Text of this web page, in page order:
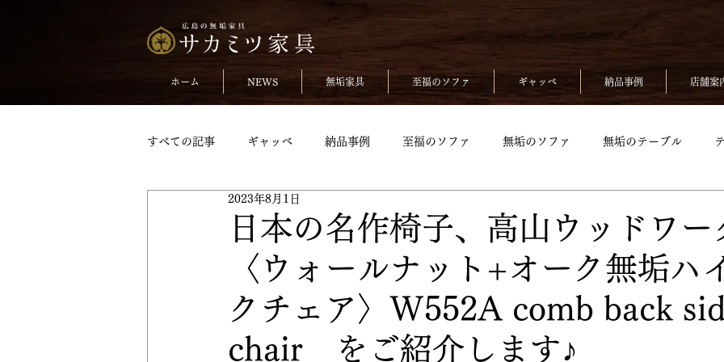
ホーム NEWS 無垢家具 至福のソファ ギャッベ 納品事例 店舗案
すべての記事 ギャッベ 納品事例 至福のソファ 無垢のソファ 無垢のテーブル
無垢のチェア おしらせ
TVボードpickup 収納家具pickup 無垢のチェアpickup 無垢のベッドpickup ギャッ
変形テーブル 変形テーブルpickup
日本の名作椅子、高山ウッドワー
〈ウォールナット+オーク無垢ハ
クチェア〉W552A comb back
chair をご紹介します♪
2023年8月1日